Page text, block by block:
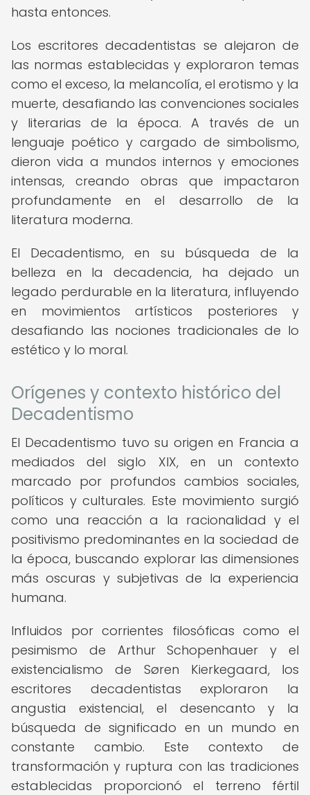
hasta entonces.
Los escritores decadentistas se alejaron de
las normas establecidas y exploraron temas
como el exceso, la melancolía, el erotismo y la
muerte, desafiando las convenciones sociales
y literarias de la época. A través de un
lenguaje poético y cargado de simbolismo,
dieron vida a mundos internos y emociones
intensas, creando obras que impactaron
profundamente en el desarrollo de la
literatura moderna.
El Decadentismo, en su búsqueda de la
belleza en la decadencia, ha dejado un
legado perdurable en la literatura, influyendo
en movimientos artísticos posteriores y
desafiando las nociones tradicionales de lo
estético y lo moral.
Orígenes y contexto histórico del
Decadentismo
El Decadentismo tuvo su origen en Francia a
mediados del siglo XIX, en un contexto
marcado por profundos cambios sociales,
políticos y culturales. Este movimiento surgió
como una reacción a la racionalidad y el
positivismo predominantes en la sociedad de
la época, buscando explorar las dimensiones
más oscuras y subjetivas de la experiencia
humana.
Influidos por corrientes filosóficas como el
pesimismo de Arthur Schopenhauer y el
existencialismo de Søren Kierkegaard, los
escritores decadentistas exploraron la
angustia existencial, el desencanto y la
búsqueda de significado en un mundo en
constante cambio. Este contexto de
transformación y ruptura con las tradiciones
establecidas proporcionó el terreno fértil